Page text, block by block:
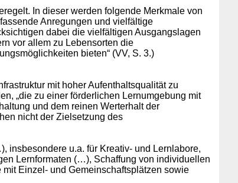
In dieser werden folgende Merkmale von
Anregungen und vielfältige
dabei die vielfältigen Ausgangslagen
vor allem zu Lebensorten die
bieten“ (VV, S. 3.)
mit hoher Aufenthaltsqualität zu
„die zu einer förderlichen Lernumgebung mit
und dem reinen Werterhalt der
nicht der Zielsetzung des
insbesondere u.a. für Kreativ- und Lernlabore,
Lernformaten (…), Schaffung von individuellen
Einzel- und Gemeinschaftsplätzen sowie